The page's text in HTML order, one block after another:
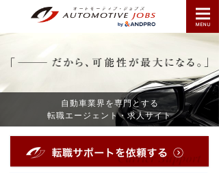
自動車業界を専門とする
転職エージェント・求人サイト